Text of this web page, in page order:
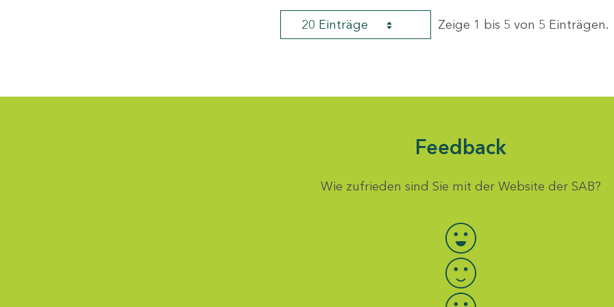
20 Einträge Zeige 1 bis 5 von 5 Einträgen.
Feedback
Wie zufrieden sind Sie mit der Website der SAB?
Bewertung auswählen